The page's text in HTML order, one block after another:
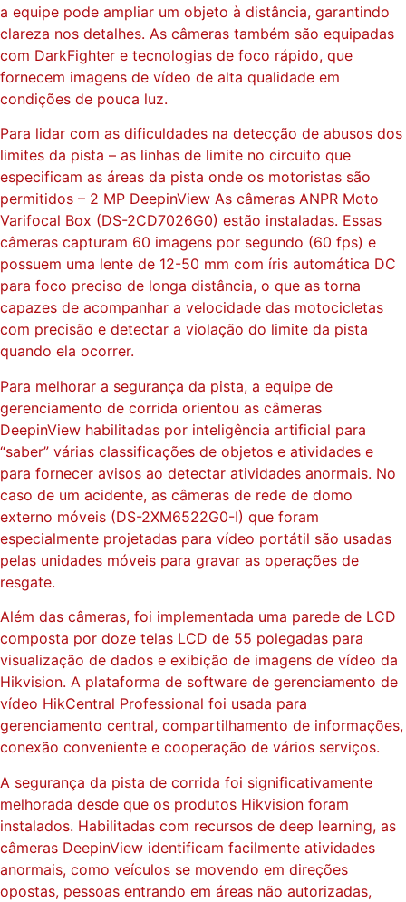
a equipe pode ampliar um objeto à distância, garantindo
clareza nos detalhes. As câmeras também são equipadas
com DarkFighter e tecnologias de foco rápido, que
fornecem imagens de vídeo de alta qualidade em
condições de pouca luz.
Para lidar com as dificuldades na detecção de abusos dos
limites da pista – as linhas de limite no circuito que
especificam as áreas da pista onde os motoristas são
permitidos – 2 MP DeepinView As câmeras ANPR Moto
Varifocal Box (DS-2CD7026G0) estão instaladas. Essas
câmeras capturam 60 imagens por segundo (60 fps) e
possuem uma lente de 12-50 mm com íris automática DC
para foco preciso de longa distância, o que as torna
capazes de acompanhar a velocidade das motocicletas
com precisão e detectar a violação do limite da pista
quando ela ocorrer.
Para melhorar a segurança da pista, a equipe de
gerenciamento de corrida orientou as câmeras
DeepinView habilitadas por inteligência artificial para
“saber” várias classificações de objetos e atividades e
para fornecer avisos ao detectar atividades anormais. No
caso de um acidente, as câmeras de rede de domo
externo móveis (DS-2XM6522G0-I) que foram
especialmente projetadas para vídeo portátil são usadas
pelas unidades móveis para gravar as operações de
resgate.
Além das câmeras, foi implementada uma parede de LCD
composta por doze telas LCD de 55 polegadas para
visualização de dados e exibição de imagens de vídeo da
Hikvision. A plataforma de software de gerenciamento de
vídeo HikCentral Professional foi usada para
gerenciamento central, compartilhamento de informações,
conexão conveniente e cooperação de vários serviços.
A segurança da pista de corrida foi significativamente
melhorada desde que os produtos Hikvision foram
instalados. Habilitadas com recursos de deep learning, as
câmeras DeepinView identificam facilmente atividades
anormais, como veículos se movendo em direções
opostas, pessoas entrando em áreas não autorizadas,